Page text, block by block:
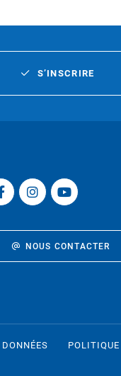
S’INSCRIRE
NOUS CONTACTER